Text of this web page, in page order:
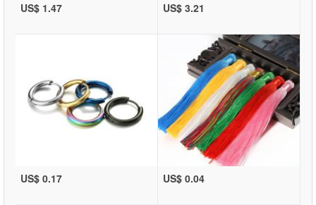
US$ 1.47 US$ 3.21
US$ 0.17 US$ 0.04